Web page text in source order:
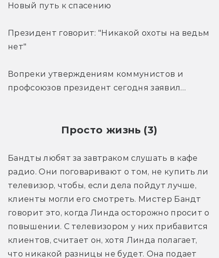
Новый путь к спасению
Президент говорит: "Никакой охоты на ведьм
нет"
Вопреки утверждениям коммунистов и
профсоюзов президент сегодня заявил…
Просто жизнь (3)
Бандты любят за завтраком слушать в кафе
радио. Они поговаривают о том, не купить ли
телевизор, чтобы, если дела пойдут лучше,
клиенты могли его смотреть. Мистер Бандт
говорит это, когда Линда осторожно просит о
повышении. С телевизором у них прибавится
клиентов, считает он, хотя Линда полагает,
что никакой разницы не будет. Она подает